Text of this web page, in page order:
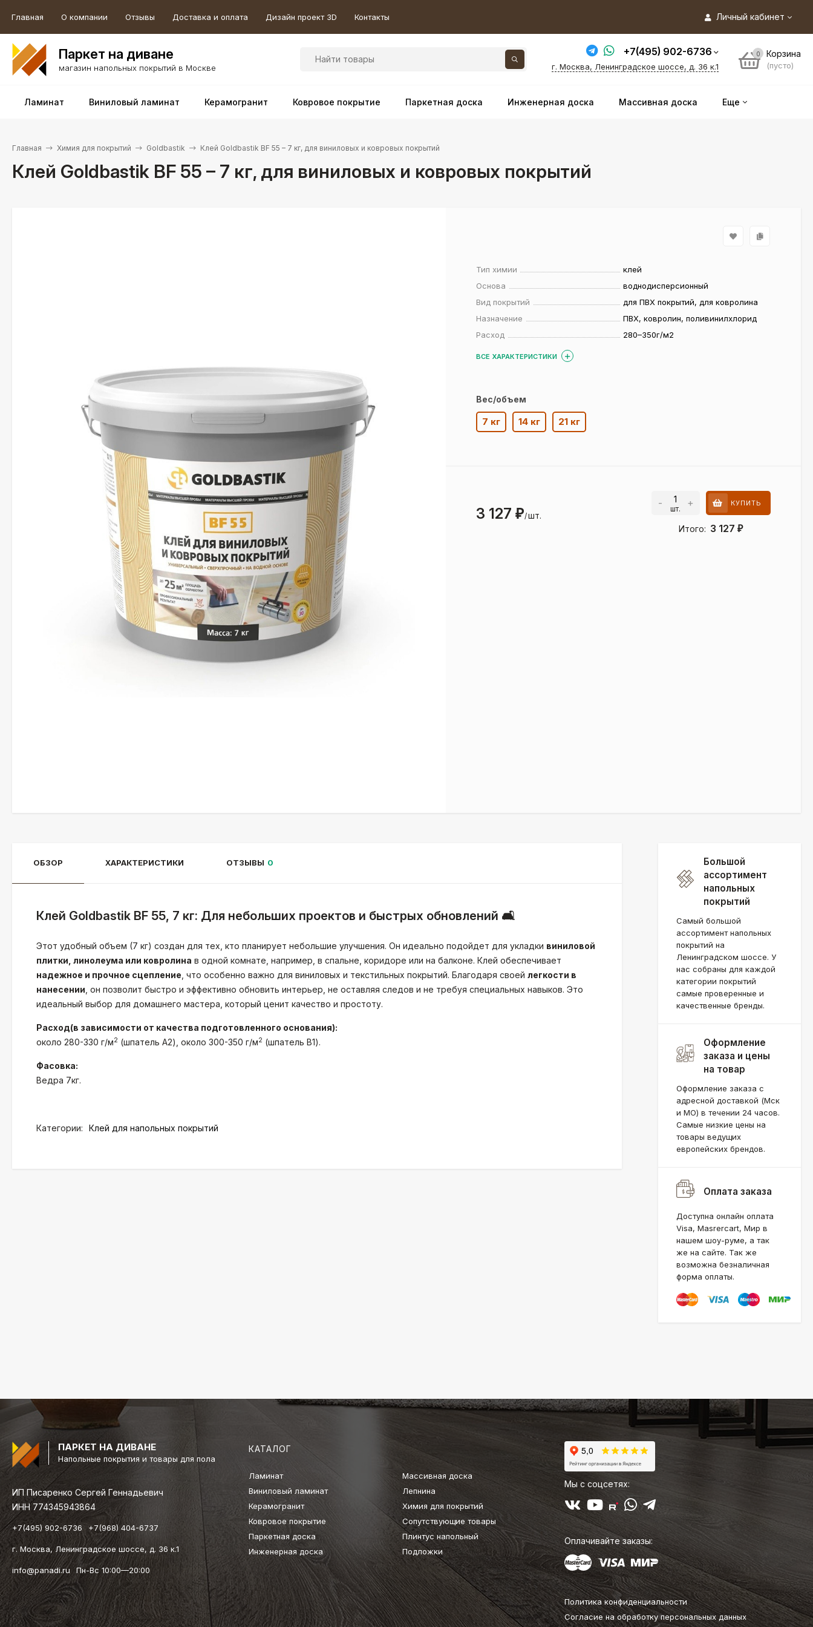
Личный кабинет
Главная О компании Отзывы Доставка и оплата Дизайн проект 3D Контакты
Паркет на диване
магазин напольных покрытий в Москве
+7(495) 902-6736
г. Москва, Ленинградское шоссе, д. 36 к.1
0 Корзина
(пусто)
Ламинат Виниловый ламинат Керамогранит Ковровое покрытие Паркетная доска Инженерная доска Массивная доска Еще
Главная Химия для покрытий Goldbastik Клей Goldbastik BF 55 – 7 кг, для виниловых и ковровых покрытий
Клей Goldbastik BF 55 – 7 кг, для виниловых и ковровых покрытий
Тип химии
клей
Основа
воднодисперсионный
Вид покрытий
для ПВХ покрытий, для ковролина
Назначение
ПВХ, ковролин, поливинилхлорид
Расход
280–350г/м2
ВСЕ ХАРАКТЕРИСТИКИ
Вес/объем
7 кг 14 кг 21 кг
3 127 ₽/шт.
- шт. + КУПИТЬ
Итого: 3 127₽
ОБЗОР ХАРАКТЕРИСТИКИ ОТЗЫВЫ 0
Клей Goldbastik BF 55, 7 кг: Для небольших проектов и быстрых обновлений 🛋️
Этот удобный объем (7 кг) создан для тех, кто планирует небольшие улучшения. Он идеально подойдет для укладки виниловой
плитки, линолеума или ковролина в одной комнате, например, в спальне, коридоре или на балконе. Клей обеспечивает
надежное и прочное сцепление , что особенно важно для виниловых и текстильных покрытий. Благодаря своей легкости в
нанесении , он позволит быстро и эффективно обновить интерьер, не оставляя следов и не требуя специальных навыков. Это
идеальный выбор для домашнего мастера, который ценит качество и простоту.
Расход(в зависимости от качества подготовленного основания):
около 280-330 г/м2 (шпатель A2), около 300-350 г/м2 (шпатель B1).
Фасовка:
Ведра 7кг.
Категории: Клей для напольных покрытий
Большой
ассортимент
напольных
покрытий
Самый большой
ассортимент напольных
покрытий на
Ленинградском шоссе. У
нас собраны для каждой
категории покрытий
самые проверенные и
качественные бренды.
Оформление
заказа и цены
на товар
Оформление заказа с
адресной доставкой (Мск
и МО) в течении 24 часов.
Самые низкие цены на
товары ведущих
европейских брендов.
Оплата заказа
Доступна онлайн оплата
Visa, Masrercart, Мир в
нашем шоу-руме, а так
же на сайте. Так же
возможна безналичная
форма оплаты.
ПАРКЕТ НА ДИВАНЕ
Напольные покрытия и товары для пола
ИП Писаренко Сергей Геннадьевич
ИНН 774345943864
+7(495) 902-6736 +7(968) 404-6737
г. Москва, Ленинградское шоссе, д. 36 к.1
info@panadi.ru Пн-Вс 10:00—20:00
КАТАЛОГ
Ламинат
Виниловый ламинат
Керамогранит
Ковровое покрытие
Паркетная доска
Инженерная доска
Массивная доска
Лепнина
Химия для покрытий
Сопутствующие товары
Плинтус напольный
Подложки
Мы с соцсетях:
Оплачивайте заказы:
Политика конфиденциальности
Согласие на обработку персональных данных